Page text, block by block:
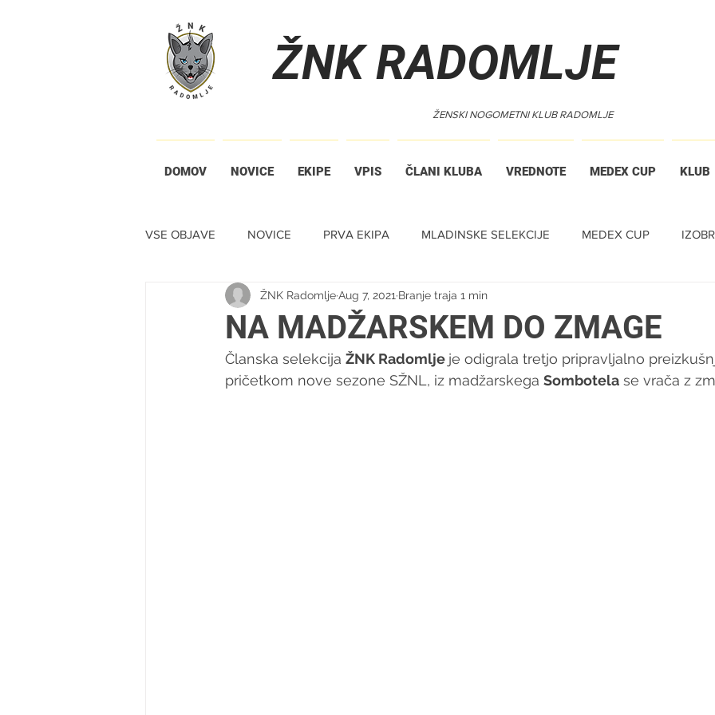
ŽNK RADOMLJE
ŽENSKI NOGOMETNI KLUB RADOMLJE
DOMOV NOVICE EKIPE VPIS ČLANI KLUBA VREDNOTE MEDEX CUP KLUB
VSE OBJAVE NOVICE PRVA EKIPA MLADINSKE SELEKCIJE MEDEX CUP
TIHA DRAŽBA
NA MADŽARSKEM DO ZMAGE
ŽNK RadomljeAug 7, 2021 Branje traja 1 min
Članska selekcija ŽNK Radomlje je odigrala tretjo pripravljalno
pričetkom nove sezone SŽNL, iz madžarskega Sombotela se vrača z